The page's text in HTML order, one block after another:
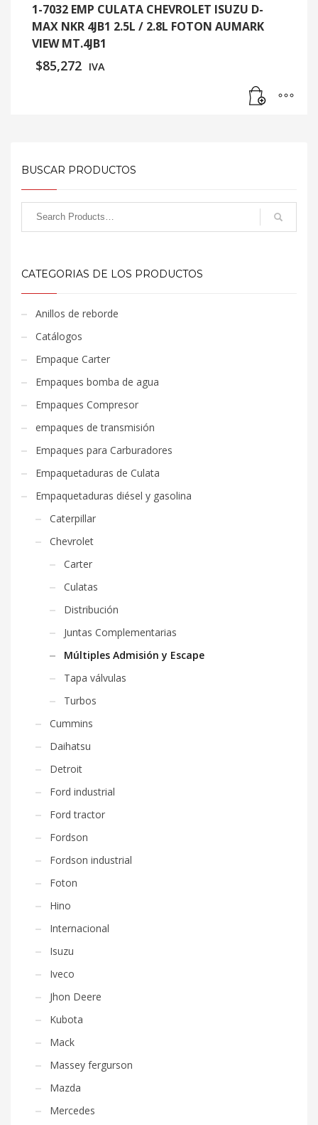
1-7032 EMP CULATA CHEVROLET ISUZU D-
MAX NKR 4JB1 2.5L / 2.8L FOTON AUMARK
VIEW MT.4JB1
$85,272 IVA
BUSCAR PRODUCTOS
CATEGORIAS DE LOS PRODUCTOS
Anillos de reborde
Catálogos
Empaque Carter
Empaques bomba de agua
Empaques Compresor
empaques de transmisión
Empaques para Carburadores
Empaquetaduras de Culata
Empaquetaduras diésel y gasolina
Caterpillar
Chevrolet
Carter
Culatas
Distribución
Juntas Complementarias
Múltiples Admisión y Escape
Tapa válvulas
Turbos
Cummins
Daihatsu
Detroit
Ford industrial
Ford tractor
Fordson
Fordson industrial
Foton
Hino
Internacional
Isuzu
Iveco
Jhon Deere
Kubota
Mack
Massey fergurson
Mazda
Mercedes